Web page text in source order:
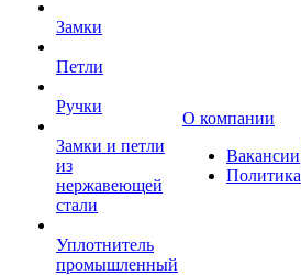
Замки
Петли
Ручки
Замки и петли
из
нержавеющей
стали
Уплотнитель
промышленный
О компании
Вакансии
Политика